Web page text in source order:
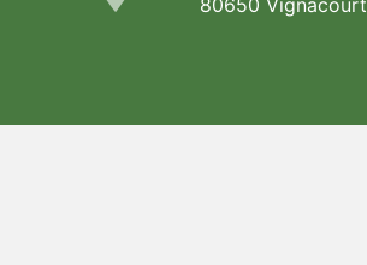
80650 Vignacourt